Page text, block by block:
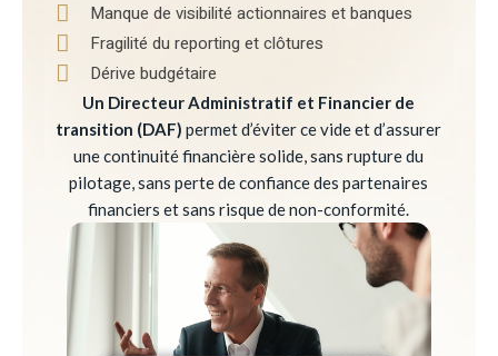
Manque de visibilité actionnaires et banques
Fragilité du reporting et clôtures
Dérive budgétaire
Un Directeur Administratif et Financier de
transition (DAF) permet d’éviter ce vide et d’assurer
une continuité financière solide, sans rupture du
pilotage, sans perte de confiance des partenaires
financiers et sans risque de non-conformité.